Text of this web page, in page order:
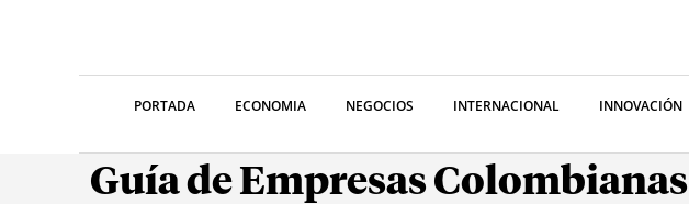
PORTADA ECONOMIA NEGOCIOS INTERNACIONAL INNOVACIÓN
Guía de Empresas Colombianas